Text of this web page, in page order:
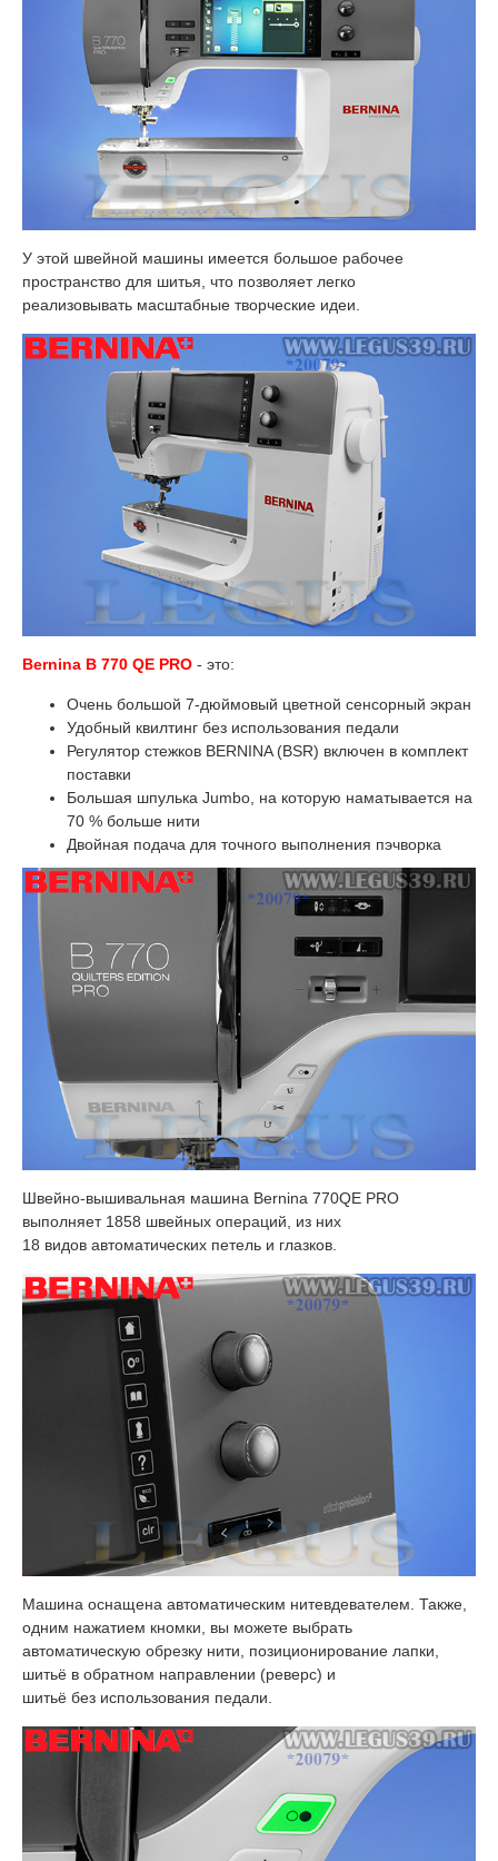
У этой швейной машины имеется большое рабочее
пространство для шитья, что позволяет легко
реализовывать масштабные творческие идеи.
Bernina B 770 QE PRO - это:
Очень большой 7-дюймовый цветной сенсорный экран
Удобный квилтинг без использования педали
Регулятор стежков BERNINA (BSR) включен в комплект
поставки
Большая шпулька Jumbo, на которую наматывается на
70 % больше нити
Двойная подача для точного выполнения пэчворка
Швейно-вышивальная машина Bernina 770QE PRO
выполняет 1858 швейных операций, из них
18 видов автоматических петель и глазков.
Машина оснащена автоматическим нитевдевателем. Также,
одним нажатием кномки, вы можете выбрать
автоматическую обрезку нити, позиционирование лапки,
шитьё в обратном направлении (реверс) и
шитьё без использования педали.